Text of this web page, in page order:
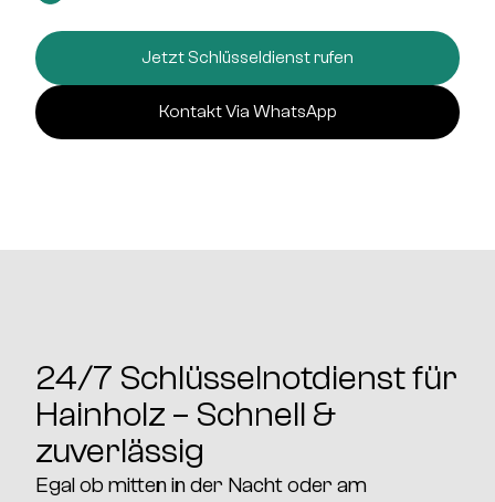
Jetzt Schlüsseldienst rufen
Kontakt Via WhatsApp
24/7 Schlüsselnotdienst für
Hainholz – Schnell &
zuverlässig
Egal ob mitten in der Nacht oder am